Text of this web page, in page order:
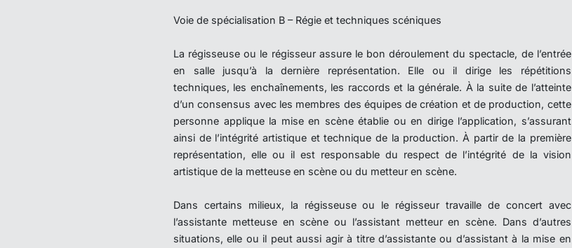
Voie de spécialisation B – Régie et techniques scéniques
La régisseuse ou le régisseur assure le bon déroulement du spectacle, de l’entrée
en salle jusqu’à la dernière représentation. Elle ou il dirige les répétitions
techniques, les enchaînements, les raccords et la générale. À la suite de l’atteinte
d’un consensus avec les membres des équipes de création et de production, cette
personne applique la mise en scène établie ou en dirige l’application, s’assurant
ainsi de l’intégrité artistique et technique de la production. À partir de la première
représentation, elle ou il est responsable du respect de l’intégrité de la vision
artistique de la metteuse en scène ou du metteur en scène.
Dans certains milieux, la régisseuse ou le régisseur travaille de concert avec
l’assistante metteuse en scène ou l’assistant metteur en scène. Dans d’autres
situations, elle ou il peut aussi agir à titre d’assistante ou d’assistant à la mise en